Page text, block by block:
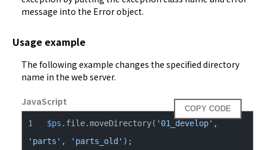
message into the Error object.
Usage example
The following example changes the specified directory
name in the web server.
JavaScript
COPY CODE
$ps .file.moveDirectory( '01_develop'
'parts' , 'parts_old' );